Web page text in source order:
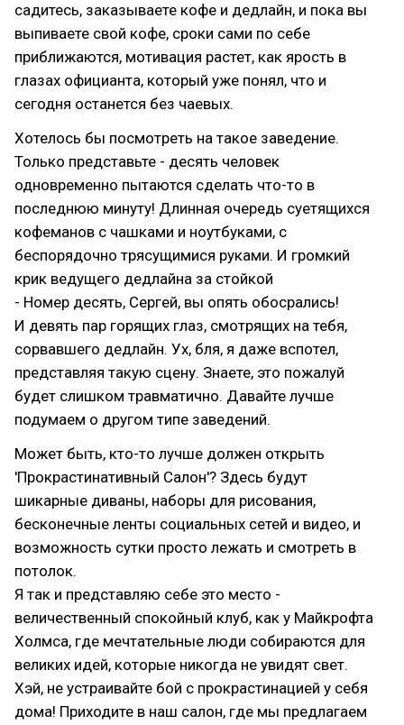
садитесь, заказываете кофе и дедлайн, и пока вы
выпиваете свой кофе, сроки сами по себе
приближаются, мотивация растет, как ярость в
глазах официанта, который уже понял, что и
сегодня останется без чаевых.
Хотелось бы посмотреть на такое заведение.
Только представьте - десять человек
одновременно пытаются сделать что-то в
последнюю минуту! Длинная очередь суетящихся
кофеманов с чашками и ноутбуками, с
беспорядочно трясущимися руками. И громкий
крик ведущего дедлайна за стойкой
- Номер десять, Сергей, вы опять обосрались!
И девять пар горящих глаз, смотрящих на тебя,
сорвавшего дедлайн. Ух, бля, я даже вспотел,
представляя такую сцену. Знаете, это пожалуй
будет слишком травматично. Давайте лучше
подумаем о другом типе заведений.
Может быть, кто-то лучше должен открыть
'Прокрастинативный Салон'? Здесь будут
шикарные диваны, наборы для рисования,
бесконечные ленты социальных сетей и видео, и
возможность сутки просто лежать и смотреть в
потолок.
Я так и представляю себе это место -
величественный спокойный клуб, как у Майкрофта
Холмса, где мечтательные люди собираются для
великих идей, которые никогда не увидят свет.
Хэй, не устраивайте бой с прокрастинацией у себя
дома! Приходите в наш салон, где мы предлагаем